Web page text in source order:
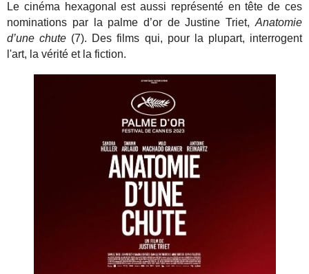
Le cinéma hexagonal est aussi représenté en tête de ces
nominations par la palme d’or de Justine Triet, Anatomie
d’une chute (7). Des films qui, pour la plupart, interrogent
l'art, la vérité et la fiction.